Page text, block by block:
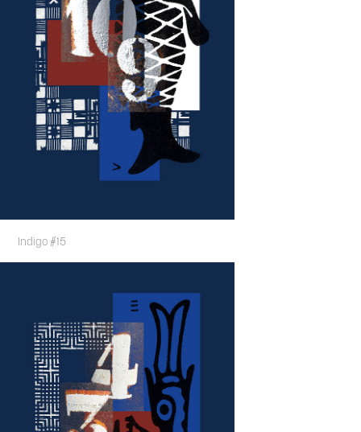
Indigo #15